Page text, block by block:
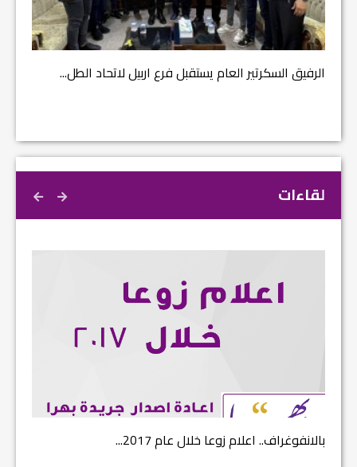
مشروع إنقاذ مدينة النمرود الأثرية.. زوعا أورغ في م...
لقاءات
نتائج الاستفتاء.. بين اعلان الموالاة والمعارضة...